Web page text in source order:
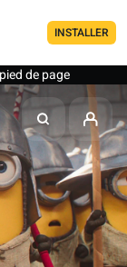
INSTALLER
de page